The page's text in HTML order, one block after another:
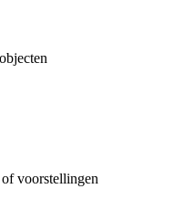
voorstellingen